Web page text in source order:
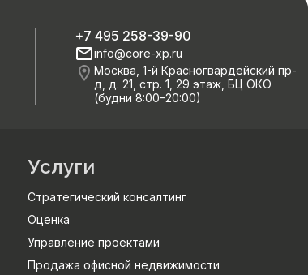
+7 495 258-39-90
info@core-xp.ru
Москва, 1-й Красногвардейский пр-
д, д. 21, стр. 1, 29 этаж, БЦ ОКО
(будни 8:00–20:00)
Услуги
Стратегический консалтинг
Оценка
Управление проектами
Продажа офисной недвижимости